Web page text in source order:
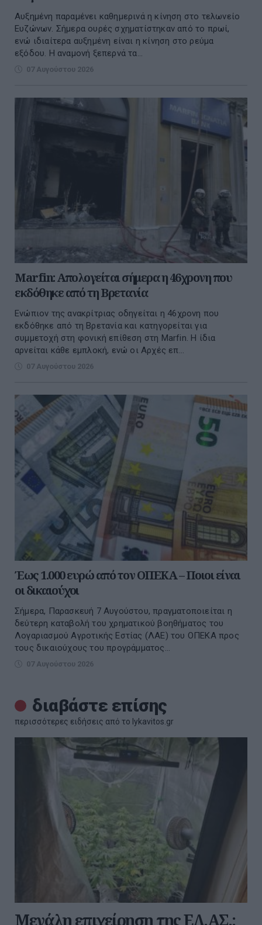
Αυξημένη παραμένει καθημερινά η κίνηση στο τελωνείο
Ευζώνων. Σήμερα ουρές σχηματίστηκαν από το πρωί,
ενώ ιδιαίτερα αυξημένη είναι η κίνηση στο ρεύμα
εξόδου. Η αναμονή ξεπερνά τα...
07 Αυγούστου 2026
Marfin: Απολογείται σήμερα η 46χρονη που
εκδόθηκε από τη Βρετανία
Ενώπιον της ανακρίτριας οδηγείται η 46χρονη που
εκδόθηκε από τη Βρετανία και κατηγορείται για
συμμετοχή στη φονική επίθεση στη Marfin. Η ίδια
αρνείται κάθε εμπλοκή, ενώ οι Αρχές επ...
07 Αυγούστου 2026
Έως 1.000 ευρώ από τον ΟΠΕΚΑ – Ποιοι είναι
οι δικαιούχοι
Σήμερα, Παρασκευή 7 Αυγούστου, πραγματοποιείται η
δεύτερη καταβολή του χρηματικού βοηθήματος του
Λογαριασμού Αγροτικής Εστίας (ΛΑΕ) του ΟΠΕΚΑ προς
τους δικαιούχους του προγράμματος...
07 Αυγούστου 2026
διαβάστε επίσης
περισσότερες ειδήσεις από το lykavitos.gr
Μεγάλη επιχείρηση της ΕΛ.ΑΣ.: